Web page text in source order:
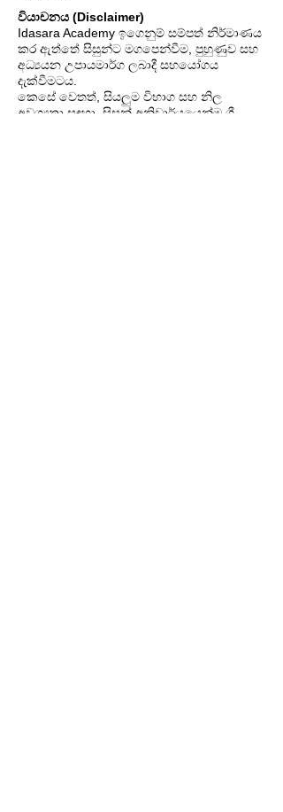
වියාචනය (Disclaimer)
Idasara Academy ඉගෙනුම් සම්පත් නිර්මාණය
කර ඇත්තේ සිසුන්ට මගපෙන්වීම, පුහුණුව සහ
අධ්‍යයන උපායමාර්ග ලබාදී සහයෝගය
දැක්වීමටය.
කෙසේ වෙතත්, සියලුම විභාග සහ නිල
අවශ්‍යතා සඳහා, සිසුන් අනිවාර්යයෙන්ම ශ්‍රී